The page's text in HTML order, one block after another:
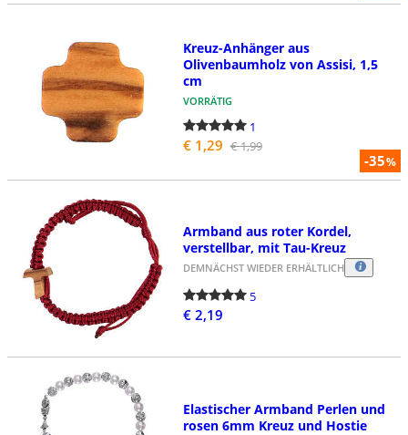
-35%
Kreuz-Anhänger aus
Olivenbaumholz von Assisi, 1,5
cm
VORRÄTIG
1
€ 1,29 € 1,99
Armband aus roter Kordel,
verstellbar, mit Tau-Kreuz
DEMNÄCHST WIEDER ERHÄLTLICH
5
€ 2,19
Elastischer Armband Perlen und
rosen 6mm Kreuz und Hostie